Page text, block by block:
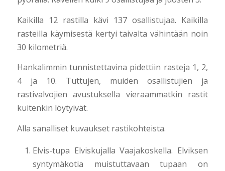
Kaikilla 12 rastilla kävi 137 osallistujaa. Kaikilla
rasteilla käymisestä kertyi taivalta vähintään noin
30 kilometriä.
Hankalimmin tunnistettavina pidettiin rasteja 1, 2,
4 ja 10. Tuttujen, muiden osallistujien ja
rastivalvojien avustuksella vieraammatkin rastit
kuitenkin löytyivät.
Alla sanalliset kuvaukset rastikohteista.
Elvis-tupa Elviskujalla Vaajakoskella. Elviksen
syntymäkotia muistuttavaan tupaan on